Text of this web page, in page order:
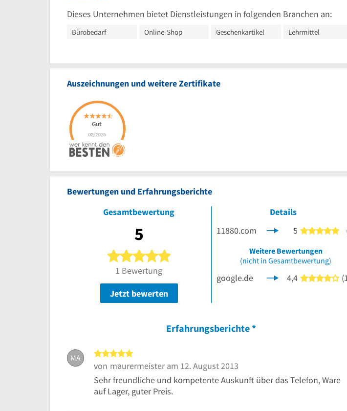
Dieses Unternehmen bietet Dienstleistungen in folgenden Branchen an:
Bürobedarf Online-Shop Geschenkartikel Lehrmittel
Auszeichnungen und weitere Zertifikate
Bewertungen und Erfahrungsberichte
Gesamtbewertung
5
5 von 5 Sternen
1 Bewertung
Jetzt bewerten
Details
11880.com
5 5
Weitere Bewertungen
(nicht in Gesamtbewertung)
google.de 4,4 4
Erfahrungsberichte *
MA
von maurermeisteram 12. August 2013
Sehr freundliche und kompetente Auskunft über das Telefon, Ware
auf Lager, guter Preis.